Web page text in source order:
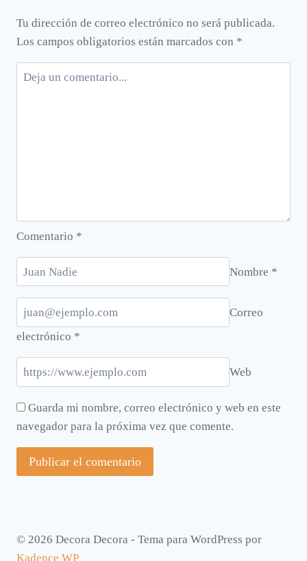
Tu dirección de correo electrónico no será publicada.
Los campos obligatorios están marcados con *
Comentario *
Nombre *
Correo
electrónico *
Web
Guarda mi nombre, correo electrónico y web en este
navegador para la próxima vez que comente.
© 2026 Decora Decora - Tema para WordPress por
Kadence WP